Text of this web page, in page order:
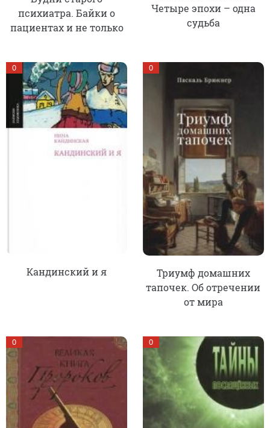
психиатра. Байки о
пациентах и не только
Четыре эпохи – одна
судьба
Кандинский и я
0
Триумф домашних
тапочек. Об отречении
от мира
0
0 0